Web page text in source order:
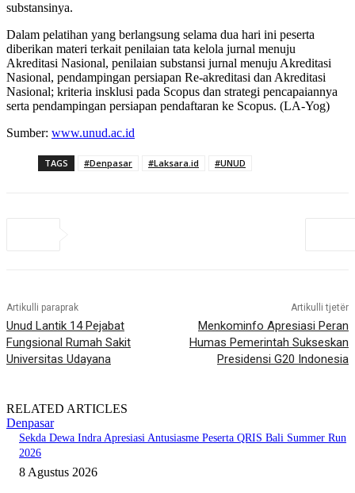
substansinya.
Dalam pelatihan yang berlangsung selama dua hari ini peserta
diberikan materi terkait penilaian tata kelola jurnal menuju
Akreditasi Nasional, penilaian substansi jurnal menuju Akreditasi
Nasional, pendampingan persiapan Re-akreditasi dan Akreditasi
Nasional; kriteria insklusi pada Scopus dan strategi pencapaiannya
serta pendampingan persiapan pendaftaran ke Scopus. (LA-Yog)
Sumber: www.unud.ac.id
TAGS #Denpasar #Laksara.id #UNUD
Artikulli paraprak
Unud Lantik 14 Pejabat
Fungsional Rumah Sakit
Universitas Udayana
Artikulli tjetër
Menkominfo Apresiasi Peran
Humas Pemerintah Sukseskan
Presidensi G20 Indonesia
RELATED ARTICLES
Denpasar
Sekda Dewa Indra Apresiasi Antusiasme Peserta QRIS Bali Summer Run
2026
8 Agustus 2026